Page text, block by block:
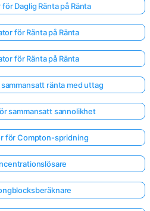
Daglig Ränta på Ränta
för Ränta på Ränta
för Ränta på Ränta
ränta med uttag
sammansatt sannolikhet
för Compton-spridning